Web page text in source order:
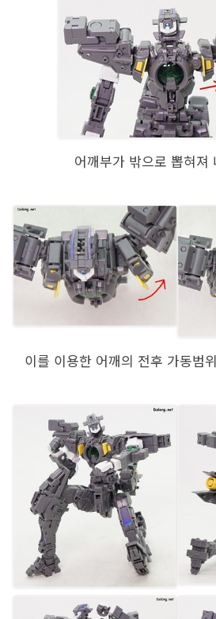
어깨부가 밖으로 뽑혀져
이를 이용한 어깨의 전후 가동범